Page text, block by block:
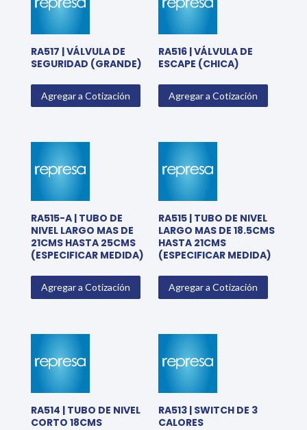
RA517 | VÁLVULA DE
SEGURIDAD (GRANDE)
Agregar a Cotización
RA516 | VÁLVULA DE
ESCAPE (CHICA)
Agregar a Cotización
RA515-A | TUBO DE
NIVEL LARGO MAS DE
21CMS HASTA 25CMS
(ESPECIFICAR MEDIDA)
Agregar a Cotización
RA515 | TUBO DE NIVEL
LARGO MAS DE 18.5CMS
HASTA 21CMS
(ESPECIFICAR MEDIDA)
Agregar a Cotización
RA514 | TUBO DE NIVEL
CORTO 18CMS
RA513 | SWITCH DE 3
CALORES